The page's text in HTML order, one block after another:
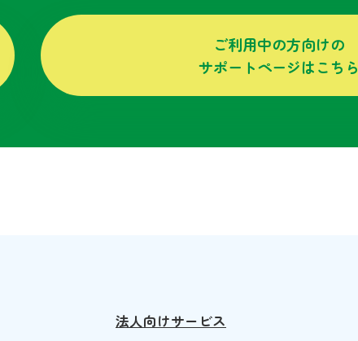
ご利用中の方向けの
サポートページはこちら
法人向けサービス